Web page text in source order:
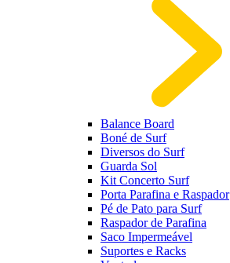
Balance Board
Boné de Surf
Diversos do Surf
Guarda Sol
Kit Concerto Surf
Porta Parafina e Raspador
Pé de Pato para Surf
Raspador de Parafina
Saco Impermeável
Suportes e Racks